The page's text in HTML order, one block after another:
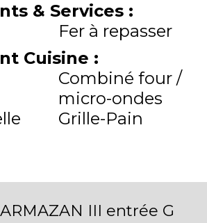
& Services :
Fer à repasser
Cuisine :
Combiné four /
micro-ondes
Grille-Pain
III entrée G